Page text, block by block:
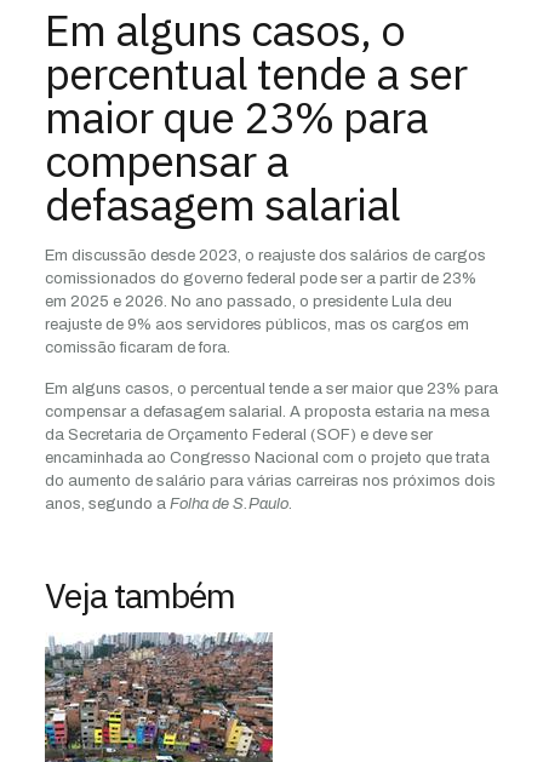
Em alguns casos, o
percentual tende a ser
maior que 23% para
compensar a
defasagem salarial
Em discussão desde 2023, o reajuste dos salários de cargos
comissionados do governo federal pode ser a partir de 23%
em 2025 e 2026. No ano passado, o presidente Lula deu
reajuste de 9% aos servidores públicos, mas os cargos em
comissão ficaram de fora.
Em alguns casos, o percentual tende a ser maior que 23% para
compensar a defasagem salarial. A proposta estaria na mesa
da Secretaria de Orçamento Federal (SOF) e deve ser
encaminhada ao Congresso Nacional com o projeto que trata
do aumento de salário para várias carreiras nos próximos dois
anos, segundo a Folha de S.Paulo.
Veja também